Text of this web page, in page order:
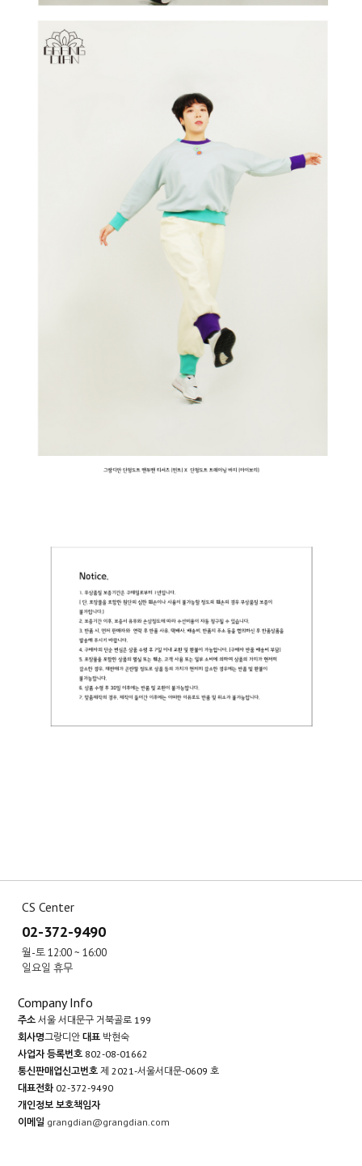
CS Center
02-372-9490
월-토 12:00 ~ 16:00
일요일 휴무
Company Info
주소 서울 서대문구 거북골로 199
회사명그랑디안대표 박현숙
사업자 등록번호 802-08-01662
통신판매업신고번호 제 2021-서울서대문-0609 호
대표전화 02-372-9490
개인정보 보호책임자
이메일 grangdian@grangdian.com